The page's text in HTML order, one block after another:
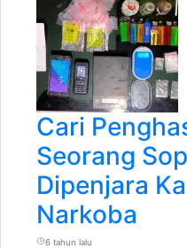
Cari
Seorang
Dipenjara
Narkoba
6 tahun lalu